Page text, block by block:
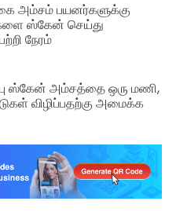
அம்சம் பயனர்களுக்கு
ஸ்கேன் செய்து
நேரம்
ஸ்கேன் அம்சத்தை ஒரு மணி,
விழிப்பதற்கு அமைக்க